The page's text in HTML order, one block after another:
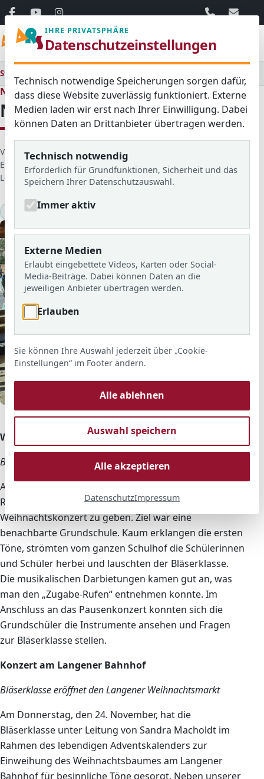
06103 / 30
Startseite
Neues aus dem Schulleben
Neues aus der Bläserklasse
D
e
t
i
l
s
Veröffentlicht von: Johanna Schulze
Erstellt am: 16. Dezember 2022
Letzte Aktualisierung: 21. März 2026Zugriffe: 552
2022/23 Bläserklasse
Weihnachtliches Konzert der Bläserklasse im Innenhof.
Weihnachtliches Pausenkonzert ARS
Bläserklasse zu besuch an der benachbarten Grundschule
Am Freitag, 16.12.22, war die Bläserklasse der Adolf-
Reichwein-Schule in Langen unterwegs um ein kleines
Weihnachtskonzert zu geben. Ziel war eine
benachbarte Grundschule. Kaum erklangen die ersten
Töne, strömten vom ganzen Schulhof die Schülerinnen
und Schüler herbei und lauschten der Bläserklasse.
Die musikalischen Darbietungen kamen gut an, was
man den „Zugabe-Rufen“ entnehmen konnte. Im
Anschluss an das Pausenkonzert konnten sich die
Grundschüler die Instrumente ansehen und Fragen
zur Bläserklasse stellen.
Konzert am Langener Bahnhof
Bläserklasse eröffnet den Langener Weihnachtsmarkt
Am Donnerstag, den 24. November, hat die
Bläserklasse unter Leitung von Sandra Macholdt im
Rahmen des lebendigen Adventskalenders zur
Einweihung des Weihnachtsbaumes am Langener
Bahnhof für besinnliche Töne gesorgt. Neben unserer
IHRE PRIVATSPHÄRE
Datenschutzeinstellungen
Technisch notwendige Speicherungen sorgen dafür,
dass diese Website zuverlässig funktioniert. Externe
Medien laden wir erst nach Ihrer Einwilligung. Dabei
können Daten an Drittanbieter übertragen werden.
Technisch notwendig
Erforderlich für Grundfunktionen, Sicherheit und das
Speichern Ihrer Datenschutzauswahl.
Immer aktiv
Externe Medien
Erlaubt eingebettete Videos, Karten oder Social-
Media-Beiträge. Dabei können Daten an die
jeweiligen Anbieter übertragen werden.
Erlauben
Sie können Ihre Auswahl jederzeit über „Cookie-
Einstellungen“ im Footer ändern.
Alle ablehnen
Auswahl speichern
Alle akzeptieren
DatenschutzImpressum